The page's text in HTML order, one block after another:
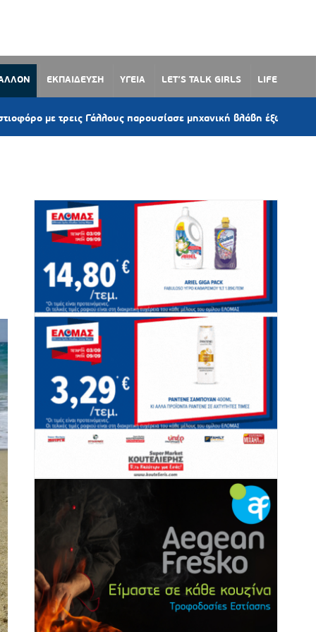
ΕΚΠΑΙΔΕΥΣΗ ΥΓΕΙΑ LET’S TALK GIRLS LIFE
Γάλλους παρουσίασε μηχανική βλάβη έξω από το Βουρκάρι